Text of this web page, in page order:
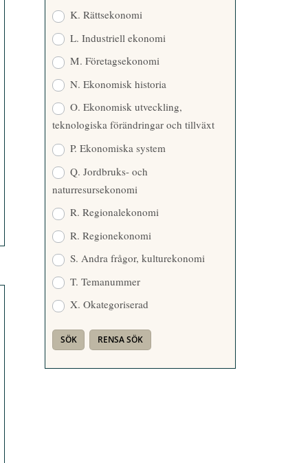
K. Rättsekonomi
L. Industriell ekonomi
M. Företagsekonomi
N. Ekonomisk historia
O. Ekonomisk utveckling,
teknologiska förändringar och tillväxt
P. Ekonomiska system
Q. Jordbruks- och
naturresursekonomi
R. Regionalekonomi
R. Regionekonomi
S. Andra frågor, kulturekonomi
T. Temanummer
X. Okategoriserad